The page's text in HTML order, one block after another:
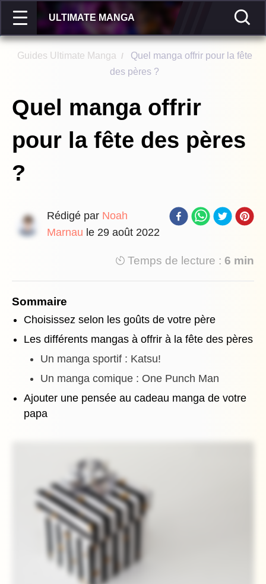
ULTIMATE MANGA
Guides Ultimate Manga /
Quel manga offrir pour la fête
des pères ?
Quel manga offrir
pour la fête des pères
?
Rédigé par Noah
Marnau le 29 août 2022
Temps de lecture : 6 min
Sommaire
Choisissez selon les goûts de votre père
Les différents mangas à offrir à la fête des pères
Un manga sportif : Katsu!
Un manga comique : One Punch Man
Ajouter une pensée au cadeau manga de votre
papa